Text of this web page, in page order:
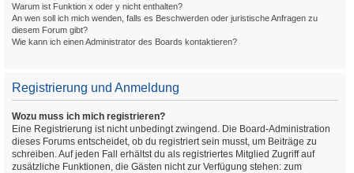
Warum ist Funktion x oder y nicht enthalten?
An wen soll ich mich wenden, falls es Beschwerden oder juristische Anfragen zu
diesem Forum gibt?
Wie kann ich einen Administrator des Boards kontaktieren?
Registrierung und Anmeldung
Wozu muss ich mich registrieren?
Eine Registrierung ist nicht unbedingt zwingend. Die Board-Administration
dieses Forums entscheidet, ob du registriert sein musst, um Beiträge zu
schreiben. Auf jeden Fall erhältst du als registriertes Mitglied Zugriff auf
zusätzliche Funktionen, die Gästen nicht zur Verfügung stehen: zum